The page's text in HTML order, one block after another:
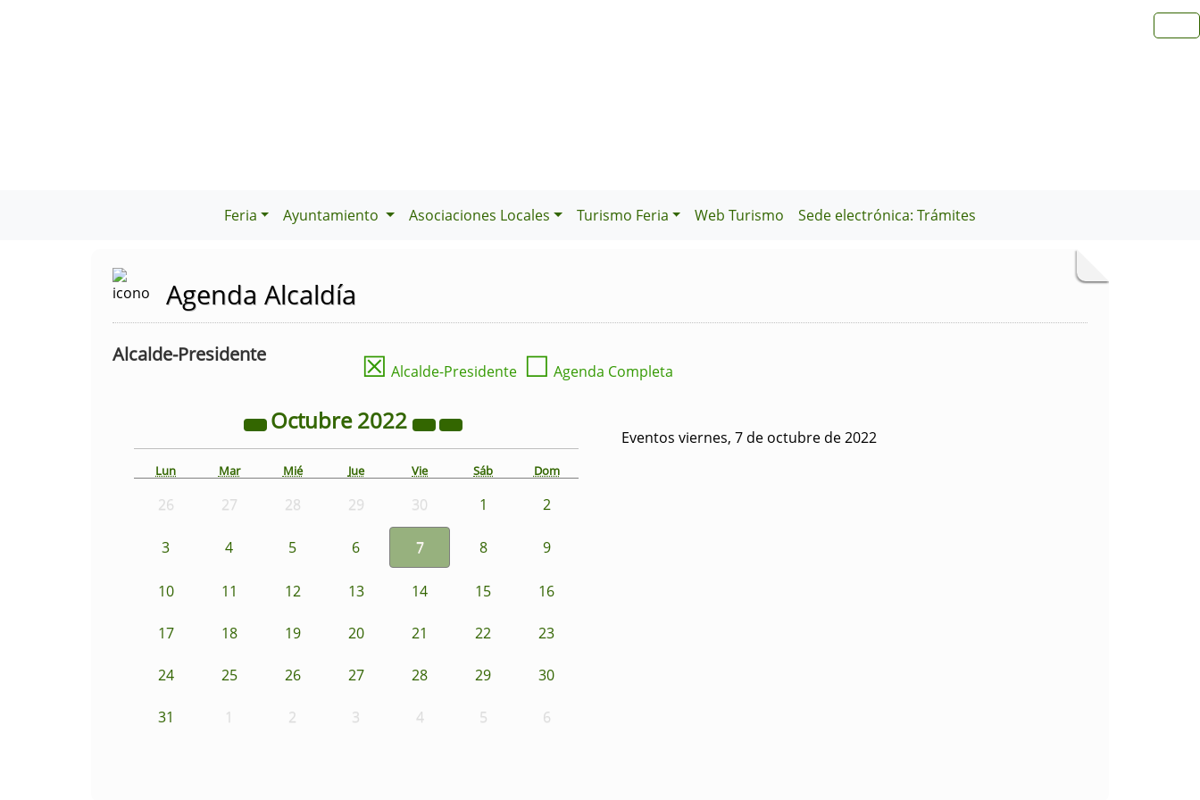
Feria Ayuntamiento Asociaciones Locales Turismo Feria Web Turismo Sede electrónica: Trámites
Agenda Alcaldía
Alcalde-Presidente ☒ Alcalde-Presidente ☐ Agenda Completa
Octubre2022
Lun Mar Mié Jue Vie Sáb Dom
26 27 28 29 30 1 2
3 4 5 6 7 8 9
10 11 12 13 14 15 16
17 18 19 20 21 22 23
24 25 26 27 28 29 30
31 1 2 3 4 5 6
Eventos viernes, 7 de octubre de 2022